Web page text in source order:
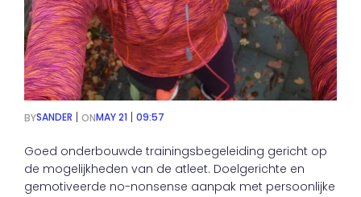
BYSANDER ONMAY 21 09:57
Goed onderbouwde trainingsbegeleiding gericht op
de mogelijkheden van de atleet. Doelgerichte en
gemotiveerde no-nonsense aanpak met persoonlijke